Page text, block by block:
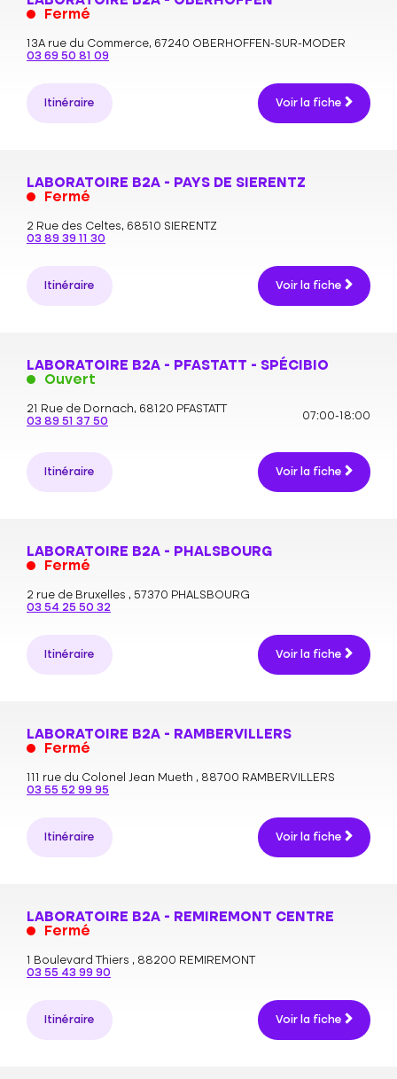
Fermé
13A rue du Commerce, 67240 OBERHOFFEN-SUR-MODER
03 69 50 81 09
Itinéraire Voir la fiche
LABORATOIRE B2A - PAYS DE SIERENTZ
Fermé
2 Rue des Celtes, 68510 SIERENTZ
03 89 39 11 30
Itinéraire Voir la fiche
LABORATOIRE B2A - PFASTATT - SPÉCIBIO
Ouvert
21 Rue de Dornach, 68120 PFASTATT
03 89 51 37 50
07:00-18:00
Itinéraire Voir la fiche
LABORATOIRE B2A - PHALSBOURG
Fermé
2 rue de Bruxelles , 57370 PHALSBOURG
03 54 25 50 32
Itinéraire Voir la fiche
LABORATOIRE B2A - RAMBERVILLERS
Fermé
111 rue du Colonel Jean Mueth , 88700 RAMBERVILLERS
03 55 52 99 95
Itinéraire Voir la fiche
LABORATOIRE B2A - REMIREMONT CENTRE
Fermé
1 Boulevard Thiers , 88200 REMIREMONT
03 55 43 99 90
Itinéraire Voir la fiche